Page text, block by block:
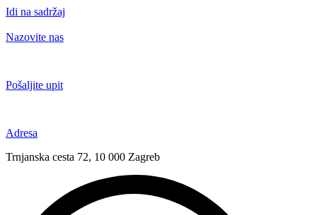
Idi na sadržaj
Nazovite nas
Pošaljite upit
Adresa
Trnjanska cesta 72, 10 000 Zagreb